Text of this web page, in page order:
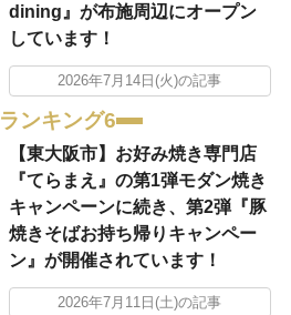
dining』が布施周辺にオープン
しています！
2026年7月14日(火)の記事
ランキング6
【東大阪市】お好み焼き専門店
『てらまえ』の第1弾モダン焼き
キャンペーンに続き、第2弾『豚
焼きそばお持ち帰りキャンペー
ン』が開催されています！
2026年7月11日(土)の記事